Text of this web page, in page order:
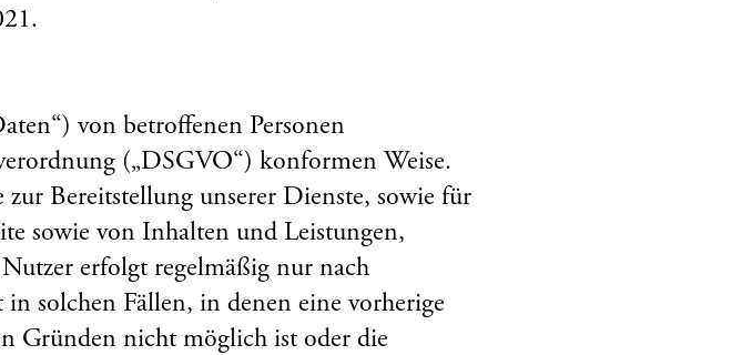
von betroffenen Personen
(„DSGVO“) konformen Weise.
Bereitstellung unserer Dienste, sowie für
sowie von Inhalten und Leistungen,
erfolgt regelmäßig nur nach
solchen Fällen, in denen eine vorherige
Gründen nicht möglich ist oder die